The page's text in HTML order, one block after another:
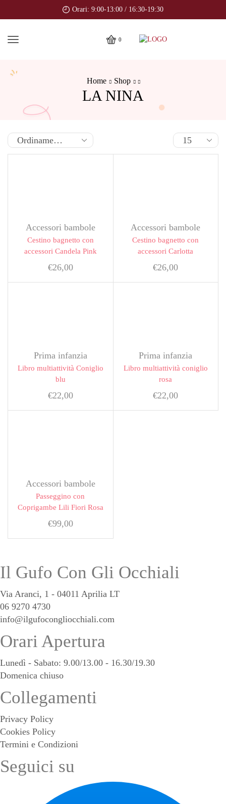
Orari: 9:00-13:00 / 16:30-19:30
0
Home Shop
LA NINA
Accessori bambole
Cestino bagnetto con
accessori Candela Pink
€26,00
Accessori bambole
Cestino bagnetto con
accessori Carlotta
€26,00
Prima infanzia
Libro multiattività Coniglio
blu
€22,00
Prima infanzia
Libro multiattività coniglio
rosa
€22,00
Accessori bambole
Passeggino con
Coprigambe Lili Fiori Rosa
€99,00
Il Gufo Con Gli Occhiali
Via Aranci, 1 - 04011 Aprilia LT
06 9270 4730
info@ilgufocongliocchiali.com
Orari Apertura
Lunedì - Sabato: 9.00/13.00 - 16.30/19.30
Domenica chiuso
Collegamenti
Privacy Policy
Cookies Policy
Termini e Condizioni
Seguici su